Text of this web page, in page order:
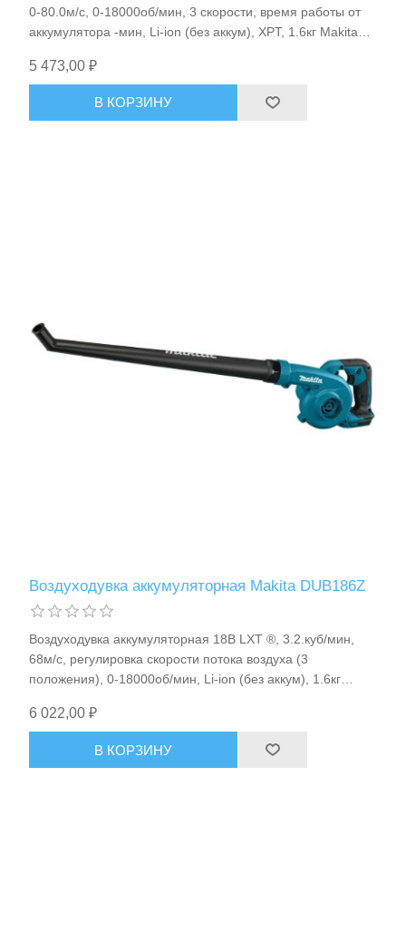
0-80.0м/с, 0-18000об/мин, 3 скорости, время работы от
аккумулятора -мин, Li-ion (без аккум), XPT, 1.6кг Makita
5 473,00 ₽
В КОРЗИНУ
Воздуходувка аккумуляторная Makita DUB186Z
Воздуходувка аккумуляторная 18В LXT ®, 3.2.куб/мин,
68м/с, регулировка скорости потока воздуха (3
положения), 0-18000об/мин, Li-ion (без аккум), 1.6кг
6 022,00 ₽
В КОРЗИНУ